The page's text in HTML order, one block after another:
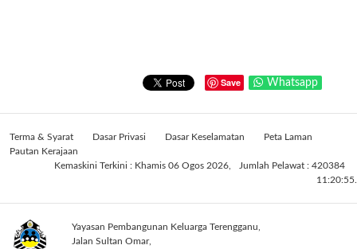
Save Whatsapp
Terma & Syarat Dasar Privasi Dasar Keselamatan
Peta Laman
Pautan Kerajaan
Jumlah Pelawat : 420384
Kemaskini Terkini : Khamis 06 Ogos 2026,
11:20:55.
Yayasan Pembangunan Keluarga Terengganu,
Jalan Sultan Omar,